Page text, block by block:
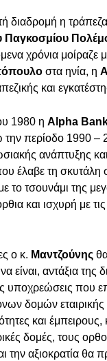
διαδρομή η
Παγκοσμίου
χρόνια μοίραζε
στα ηνία, η
και
1980 η Alpha
την περίοδο 1990
ανάπτυξης
έλαβε τη σκυτάλη
το τσουνάμι της
και ισχυρή με
ο κ. Μαντζούνης
είναι, αντάξια της
υποχρεώσεις που
δομών εταιρικής
και
δομές, τους
την αξιοκρατία θα